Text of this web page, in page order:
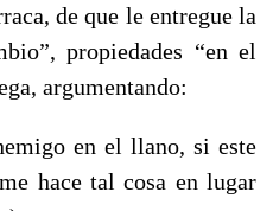
de que le entregue la
propiedades “en el
argumentando:
en el llano, si este
hace tal cosa en lugar